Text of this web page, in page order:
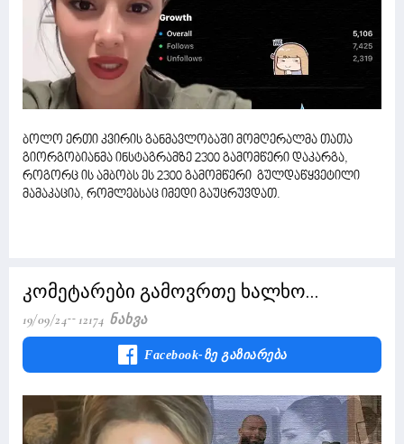
ბოლო ერთი კვირის განმავლობაში მომღერალმა თათა
გიორგობიანმა ინსტაგრამზე 2300 გამომწერი დაკარგა,
როგორც ის ამბობს ეს 2300 გამომწერი გულდაწყვეტილი
მამაკაცია, რომლებსაც იმედი გაუცრუვდათ.
კომეტარები გამოვრთე ხალხო...
19/09/24 12174 Ნახვა
Facebook-Ზე Გაზიარება